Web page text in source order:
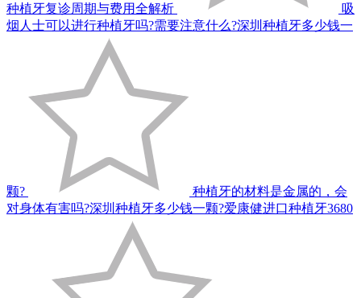
种植牙复诊周期与费用全解析
吸
烟人士可以进行种植牙吗?需要注意什么?深圳种植牙多少钱一
颗?
种植牙的材料是金属的，会
对身体有害吗?深圳种植牙多少钱一颗?爱康健进口种植牙3680